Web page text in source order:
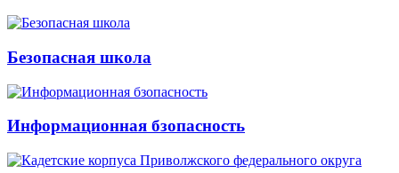
Безопасная школа
Информационная бзопасность